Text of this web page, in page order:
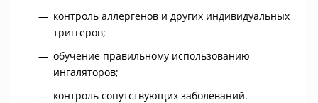
контроль аллергенов и других индивидуальных
триггеров;
обучение правильному использованию
ингаляторов;
контроль сопутствующих заболеваний.